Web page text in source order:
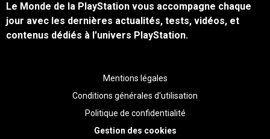
Le Monde de la PlayStation vous accompagne chaque
jour avec les dernières actualités, tests, vidéos, et
contenus dédiés à l'univers PlayStation.
Mentions légales
Conditions générales d'utilisation
Politique de confidentialité
Gestion des cookies